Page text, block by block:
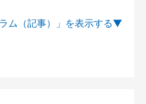
ム（記事）」を